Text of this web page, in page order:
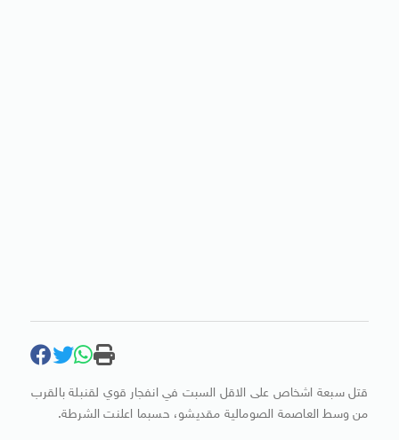
قتل سبعة اشخاص على الاقل السبت في انفجار قوي لقنبلة بالقرب
من وسط العاصمة الصومالية مقديشو، حسبما اعلنت الشرطة.